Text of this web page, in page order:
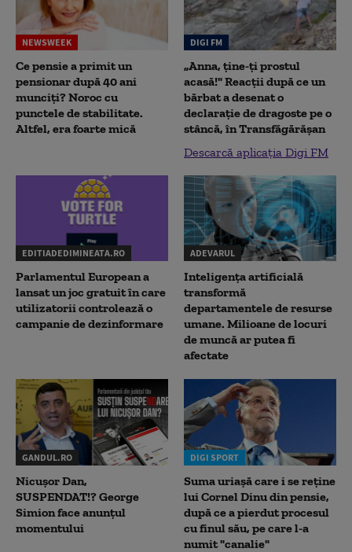
NEWSWEEK
Ce pensie a primit un
pensionar după 40 ani
munciți? Noroc cu
punctele de stabilitate.
Altfel, era foarte mică
DIGI FM
„Anna, ţine-ţi prostul
acasă!" Reacţii după ce un
bărbat a desenat o
declaraţie de dragoste pe o
stâncă, în Transfăgărăşan
Descarcă aplicația Digi FM
EDITIADEDIMINEATA.RO
Parlamentul European a
lansat un joc gratuit în care
utilizatorii controlează o
campanie de dezinformare
ADEVARUL
Inteligența artificială
transformă
departamentele de resurse
umane. Milioane de locuri
de muncă ar putea fi
afectate
GANDUL.RO
Nicușor Dan,
SUSPENDAT!? George
Simion face anunțul
momentului
DIGI SPORT
Suma uriașă care i se reține
lui Cornel Dinu din pensie,
după ce a pierdut procesul
cu finul său, pe care l-a
numit "canalie"